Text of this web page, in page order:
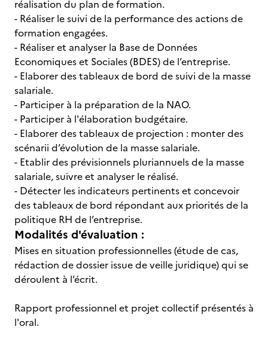
réalisation du plan de formation.
- Réaliser le suivi de la performance des actions de
formation engagées.
- Réaliser et analyser la Base de Données
Economiques et Sociales (BDES) de l’entreprise.
- Elaborer des tableaux de bord de suivi de la masse
salariale.
- Participer à la préparation de la NAO.
- Participer à l'élaboration budgétaire.
- Elaborer des tableaux de projection : monter des
scénarii d’évolution de la masse salariale.
- Etablir des prévisionnels pluriannuels de la masse
salariale, suivre et analyser le réalisé.
- Détecter les indicateurs pertinents et concevoir
des tableaux de bord répondant aux priorités de la
politique RH de l’entreprise.
Modalités d'évaluation :
Mises en situation professionnelles (étude de cas,
rédaction de dossier issue de veille juridique) qui se
déroulent à l’écrit.
Rapport professionnel et projet collectif présentés à
l'oral.